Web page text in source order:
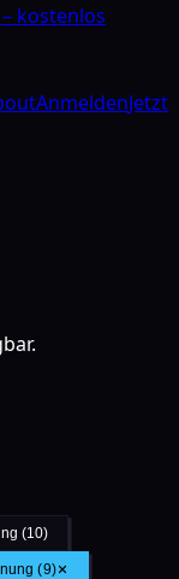
kostenlos
AnmeldenJetzt
(10)
(9)